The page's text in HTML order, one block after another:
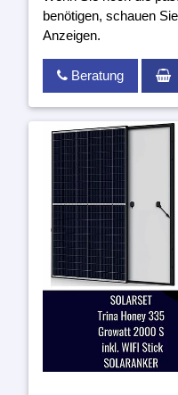
benötigen, schauen
Anzeigen.
Beratung